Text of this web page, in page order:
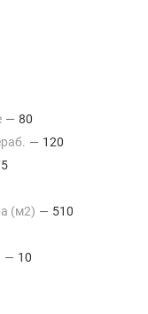
— 80
— 120
(м2) — 510
— 10